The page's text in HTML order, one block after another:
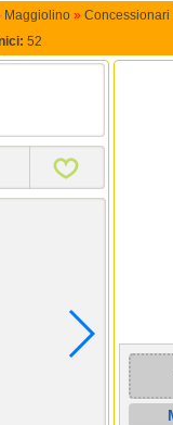
Maggiolino » Concessionari
52